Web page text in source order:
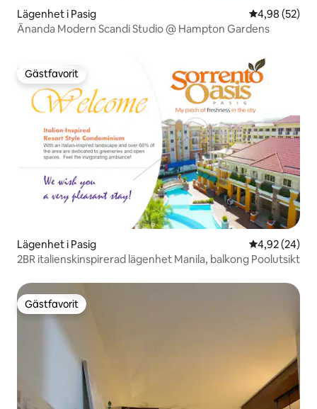
Lägenhet i Pasig 4,98 av 5 i
4,98 (52)
Ānanda Modern Scandi Studio @ Hampton Gardens
Gästfavorit
Gästfavorit
Lägenhet i Pasig 4,92 av 5 i
4,92 (24)
2BR italienskinspirerad lägenhet Manila, balkong Poolutsikt
Gästfavorit
Gästfavorit